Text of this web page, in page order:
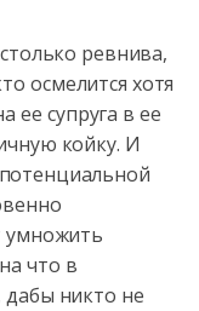
ревнива,
осмелится хотя
ее супруга в ее
койку. И
умножить
что в
дабы никто не